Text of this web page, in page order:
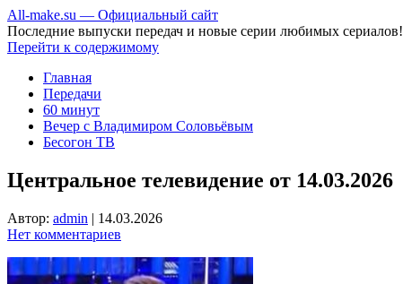
All-make.su — Официальный сайт
Последние выпуски передач и новые серии любимых сериалов!
Перейти к содержимому
Главная
Передачи
60 минут
Вечер с Владимиром Соловьёвым
Бесогон ТВ
Центральное телевидение от 14.03.2026
Автор: admin | 14.03.2026
Нет комментариев